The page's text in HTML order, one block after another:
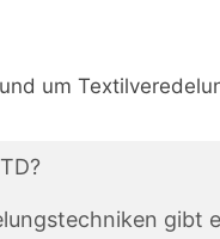
um
gibt